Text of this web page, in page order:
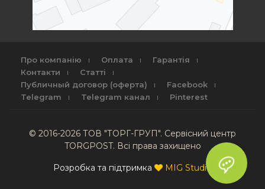
Про компанію Оплата
Гарантія
Контакти
Статті
Публичный договор (оферта)
Facebook
Telegram
Telegram канал Pinterest
© 2016-2026 ТОВ "ТОРГ-ГРУП". Сервісний центр
TORGPOST. Всі права захищено
Розробка та підтримка MIG Studio